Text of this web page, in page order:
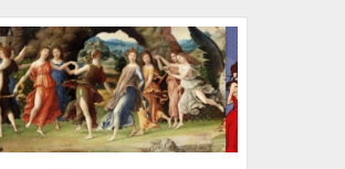
переводил и множество
поэтов, в том числе английских
Китса, Шелли, Блейка,
и т.д.). [...]
же первый день, помню, меня